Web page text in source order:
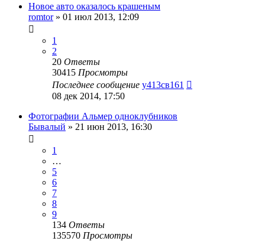
Новое авто оказалось крашеным
romtor» 01 июл 2013, 12:09
1
2
20 Ответы
30415 Просмотры
Последнее сообщение у413св161
08 дек 2014, 17:50
Фотографии Альмер одноклубников
Бывалый » 21 июн 2013, 16:30
1
…
5
6
7
8
9
134 Ответы
135570 Просмотры